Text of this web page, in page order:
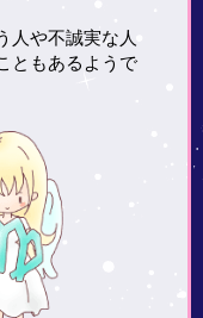
人や不誠実な人
ともあるようで